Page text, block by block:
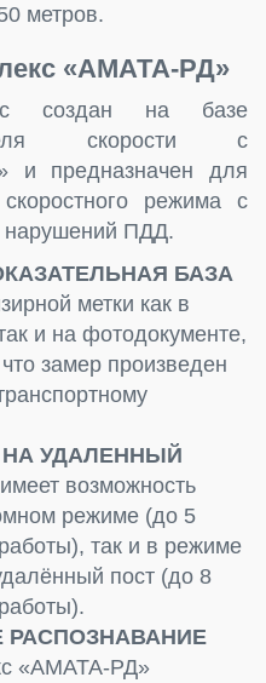
метров.
«АМАТА-РД»
создан на базе
скорости с
и предназначен для
режима с
нарушений ПДД.
БАЗА
метки как в
и на фотодокументе,
замер произведен
УДАЛЕННЫЙ
возможность
режиме (до 5
так и в режиме
пост (до 8
РАСПОЗНАВАНИЕ
«АМАТА-РД»